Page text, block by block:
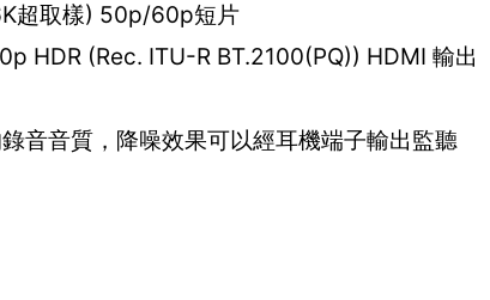
超取樣) 50p/60p短片
HDR (Rec. ITU-R BT.2100(PQ)) HDMI 輸出
音音質，降噪效果可以經耳機端子輸出監聽